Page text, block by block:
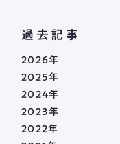
過去記事
2026年
2025年
2024年
2023年
2022年